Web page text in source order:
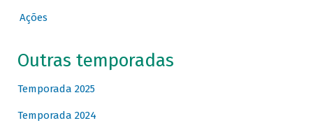
Ações
Outras temporadas
Temporada 2025
Temporada 2024